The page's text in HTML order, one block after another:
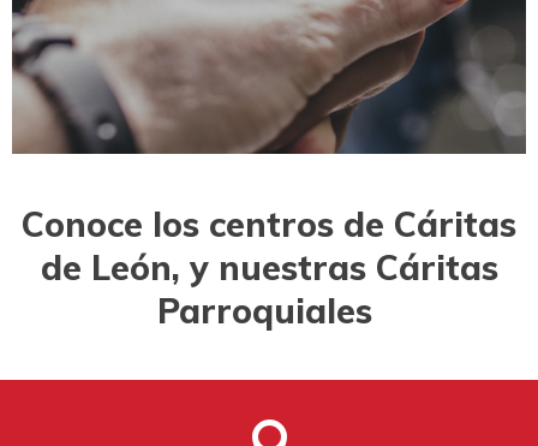
Conoce los centros de Cáritas
de León, y nuestras Cáritas
Parroquiales